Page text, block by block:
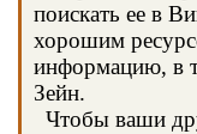
поискать ее в
хорошим
информацию, в
Зейн.
Чтобы ваши